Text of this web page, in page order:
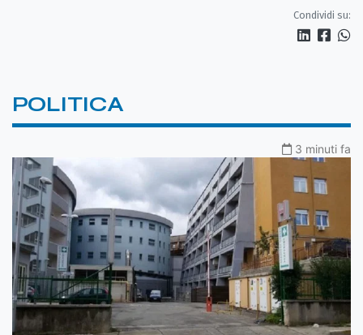
Condividi su:
POLITICA
3 minuti fa